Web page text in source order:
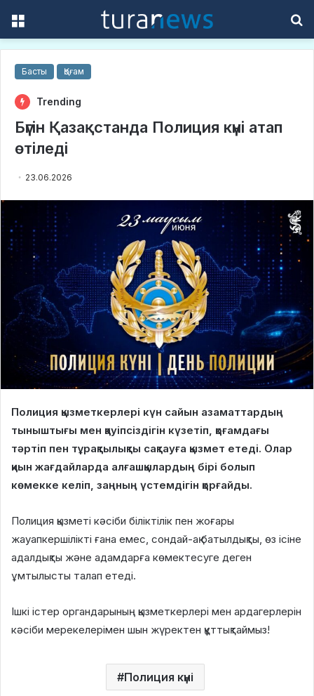
Басты Қоғам
Trending
Бүгін Қазақстанда Полиция күні атап
өтіледі
23.06.2026
Полиция қызметкерлері күн сайын азаматтардың
тыныштығы мен қауіпсіздігін күзетіп, қоғамдағы
тәртіп пен тұрақтылықты сақтауға қызмет етеді. Олар
қиын жағдайларда алғашқылардың бірі болып
көмекке келіп, заңның үстемдігін қорғайды.
Полиция қызметі кәсіби біліктілік пен жоғары
жауапкершілікті ғана емес, сондай-ақ батылдықты, өз ісіне
адалдықты және адамдарға көмектесуге деген
ұмтылысты талап етеді.
Ішкі істер органдарының қызметкерлері мен ардагерлерін
кәсіби мерекелерімен шын жүректен құттықтаймыз!
Полиция күні